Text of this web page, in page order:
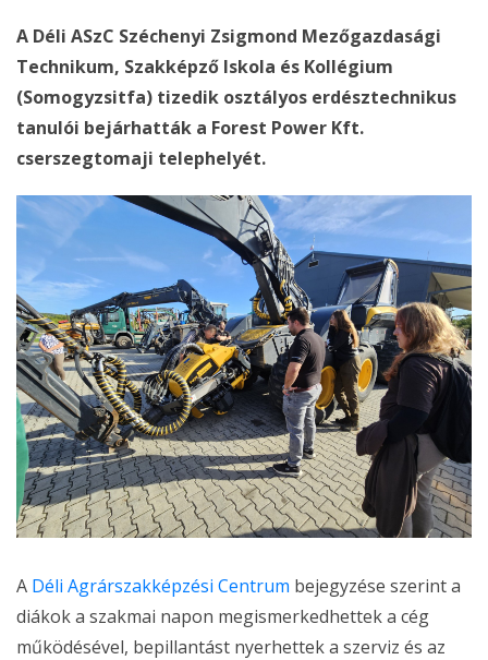
A Déli ASzC Széchenyi Zsigmond Mezőgazdasági
Technikum, Szakképző Iskola és Kollégium
(Somogyzsitfa) tizedik osztályos erdésztechnikus
tanulói bejárhatták a Forest Power Kft.
cserszegtomaji telephelyét.
A Déli Agrárszakképzési Centrum bejegyzése szerint a
diákok a szakmai napon megismerkedhettek a cég
működésével, bepillantást nyerhettek a szerviz és az